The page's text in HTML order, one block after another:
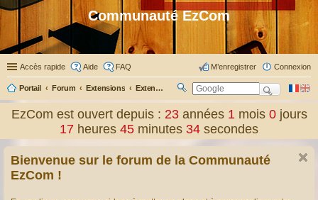
Communauté EzCom
Accès rapide Aide FAQ Connexion
M’enregistrer
Portail Forum Extensions Extensions présentées & traduites
ec
ch
er
EzCom est ouvert depuis : 23 années1 mois0 jours
17 heures 45 minutes 35 secondes
Bienvenue sur le forum de la Communauté
EzCom !